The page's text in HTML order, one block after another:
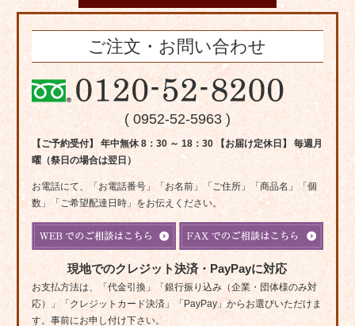
ご注文・お問い合わせ
( 0952-52-5963 )
【ご予約受付】 年中無休 8：30 ～ 18：30 【お届け定休日】 毎週月
曜（祭日の場合は翌日）
お電話にて、「お電話番号」「お名前」「ご住所」「商品名」「個
数」「ご希望配達日時」をお伝えください。
現地でのクレジット決済・PayPayに対応
お支払方法は、「代金引換」「銀行振り込み（企業・団体様のみ対
応）」「クレジットカード決済」「PayPay」からお選びいただけま
す。事前にお申し付け下さい。